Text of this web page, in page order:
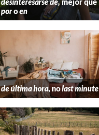
desinteresarse de, mejor que
poroen
de última hora, nolast minute